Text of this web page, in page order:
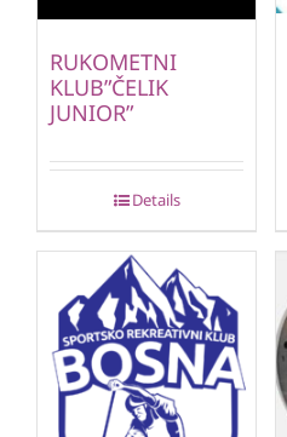
RUKOMETNI
KLUB”ČELIK
JUNIOR”
Details